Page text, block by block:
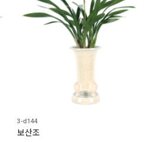
3-d144
보산조